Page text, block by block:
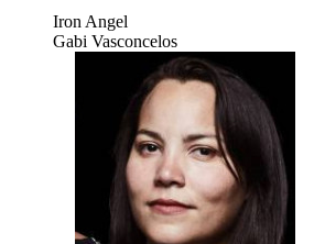
Iron Angel
Gabi Vasconcelos